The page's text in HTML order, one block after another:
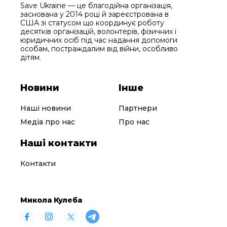
Save Ukraine — це благодійна організація,
заснована у 2014 році й зареєстрована в
США зі статусом що координує роботу
десятків організацій, волонтерів, фізичних і
юридичних осіб під час надання допомоги
особам, постраждалим від війни, особливо
дітям.
Новини
Наші новини
Медіа про нас
Інше
Партнери
Про нас
Наші контакти
Контакти
Микола Кулеба